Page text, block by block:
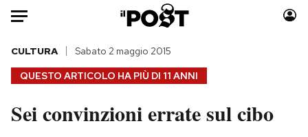
Auto
HOME
Italia
Moda
QUESTO ARTICOLO HA PIÙ DI 11 ANNI
CULTURA Sabato 2 maggio 2015
Sei convinzioni errate sul cibo